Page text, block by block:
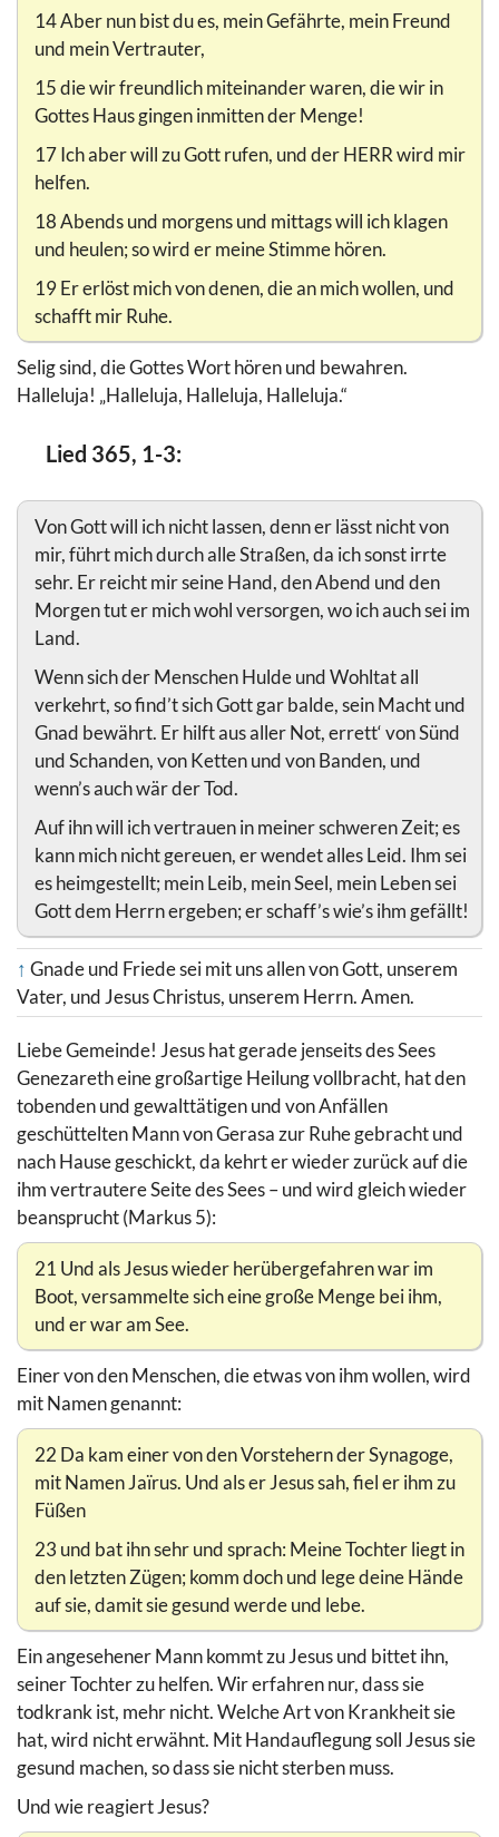
14 Aber nun bist du es, mein Gefährte, mein Freund
und mein Vertrauter,
15 die wir freundlich miteinander waren, die wir in
Gottes Haus gingen inmitten der Menge!
17 Ich aber will zu Gott rufen, und der HERR wird mir
helfen.
18 Abends und morgens und mittags will ich klagen
und heulen; so wird er meine Stimme hören.
19 Er erlöst mich von denen, die an mich wollen, und
schafft mir Ruhe.
Selig sind, die Gottes Wort hören und bewahren.
Halleluja! „Halleluja, Halleluja, Halleluja.“
Lied 365, 1-3:
Von Gott will ich nicht lassen, denn er lässt nicht von
mir, führt mich durch alle Straßen, da ich sonst irrte
sehr. Er reicht mir seine Hand, den Abend und den
Morgen tut er mich wohl versorgen, wo ich auch sei im
Land.
Wenn sich der Menschen Hulde und Wohltat all
verkehrt, so find’t sich Gott gar balde, sein Macht und
Gnad bewährt. Er hilft aus aller Not, errett‘ von Sünd
und Schanden, von Ketten und von Banden, und
wenn’s auch wär der Tod.
Auf ihn will ich vertrauen in meiner schweren Zeit; es
kann mich nicht gereuen, er wendet alles Leid. Ihm sei
es heimgestellt; mein Leib, mein Seel, mein Leben sei
Gott dem Herrn ergeben; er schaff’s wie’s ihm gefällt!
↑ Gnade und Friede sei mit uns allen von Gott, unserem
Vater, und Jesus Christus, unserem Herrn. Amen.
Liebe Gemeinde! Jesus hat gerade jenseits des Sees
Genezareth eine großartige Heilung vollbracht, hat den
tobenden und gewalttätigen und von Anfällen
geschüttelten Mann von Gerasa zur Ruhe gebracht und
nach Hause geschickt, da kehrt er wieder zurück auf die
ihm vertrautere Seite des Sees – und wird gleich wieder
beansprucht (Markus 5):
21 Und als Jesus wieder herübergefahren war im
Boot, versammelte sich eine große Menge bei ihm,
und er war am See.
Einer von den Menschen, die etwas von ihm wollen, wird
mit Namen genannt:
22 Da kam einer von den Vorstehern der Synagoge,
mit Namen Jaïrus. Und als er Jesus sah, fiel er ihm zu
Füßen
23 und bat ihn sehr und sprach: Meine Tochter liegt in
den letzten Zügen; komm doch und lege deine Hände
auf sie, damit sie gesund werde und lebe.
Ein angesehener Mann kommt zu Jesus und bittet ihn,
seiner Tochter zu helfen. Wir erfahren nur, dass sie
todkrank ist, mehr nicht. Welche Art von Krankheit sie
hat, wird nicht erwähnt. Mit Handauflegung soll Jesus sie
gesund machen, so dass sie nicht sterben muss.
Und wie reagiert Jesus?